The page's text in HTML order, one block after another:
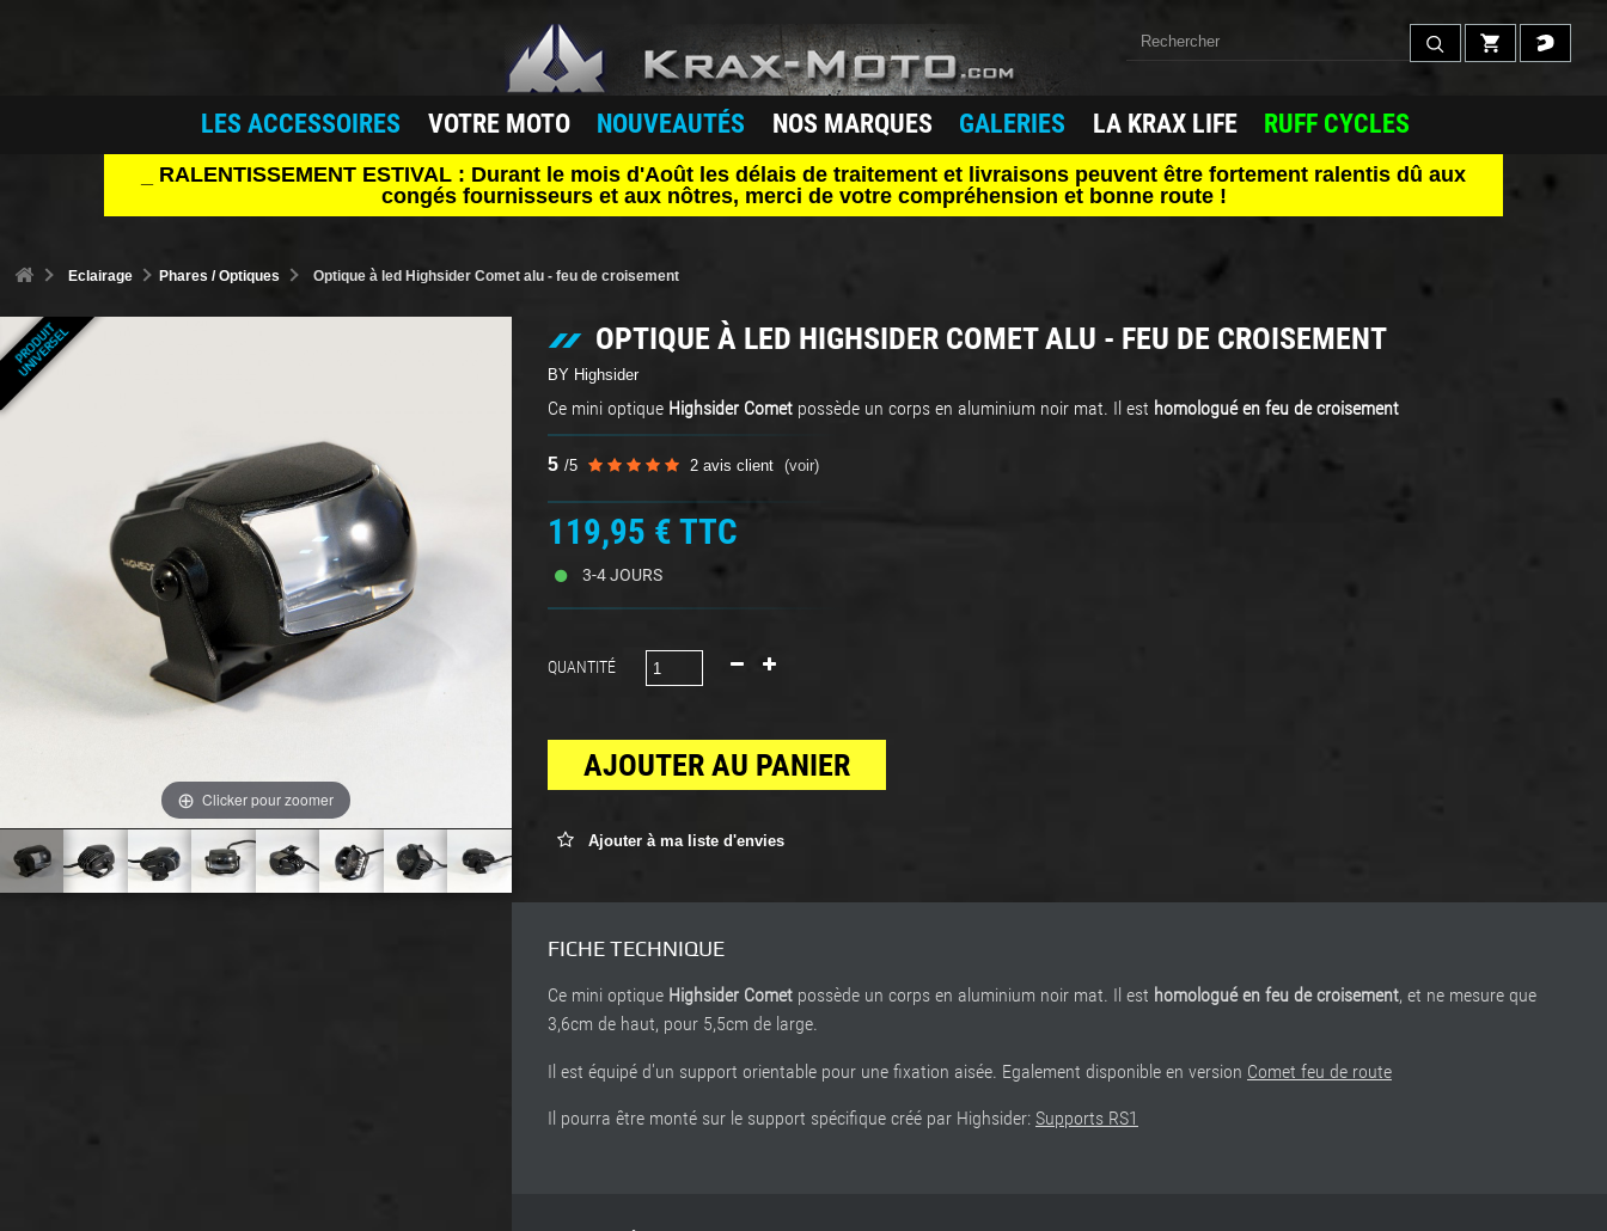
LES ACCESSOIRES VOTRE MOTO NOUVEAUTÉS NOS MARQUES GALERIES LA KRAX LIFE RUFF CYCLES
_ RALENTISSEMENT ESTIVAL : Durant le mois d'Août les délais de traitement et livraisons peuvent être fortement ralentis dû aux
congés fournisseurs et aux nôtres, merci de votre compréhension et bonne route !
Eclairage Phares / Optiques Optique à led Highsider Comet alu - feu de croisement
P
R
O
D
U
I
T
U
N
I
V
E
R
S
E
L
Clicker pour zoomer
OPTIQUE À LED HIGHSIDER COMET ALU - FEU DE CROISEMENT
BY Highsider
Ce mini optique Highsider Comet possède un corps en aluminium noir mat. Il est homologué en feu de croisement
5 /5 2 avis client (voir)
119,95 € TTC
3-4 JOURS
QUANTITÉ
AJOUTER AU PANIER
Ajouter à ma liste d'envies
FICHE TECHNIQUE
Ce mini optique Highsider Comet possède un corps en aluminium noir mat. Il est homologué en feu de croisement, et ne mesure que
3,6cm de haut, pour 5,5cm de large.
Il est équipé d'un support orientable pour une fixation aisée. Egalement disponible en version Comet feu de route
Il pourra être monté sur le support spécifique créé par Highsider: Supports RS1